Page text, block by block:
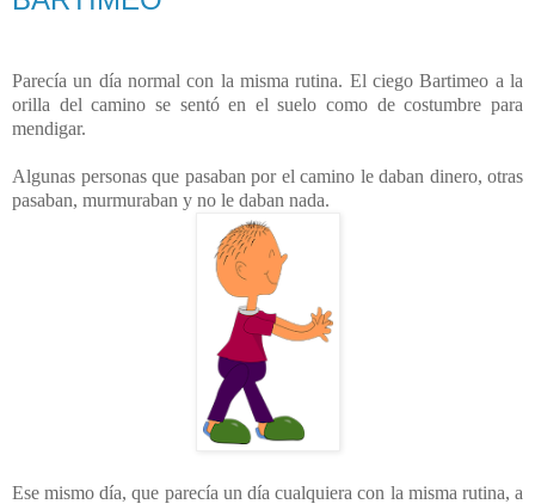
Parecía un día normal con la misma rutina. El ciego Bartimeo a la
orilla del camino se sentó en el suelo como de costumbre para
mendigar.
Algunas personas que pasaban por el camino le daban dinero, otras
pasaban, murmuraban y no le daban nada.
Ese mismo día, que parecía un día cualquiera con la misma rutina, a